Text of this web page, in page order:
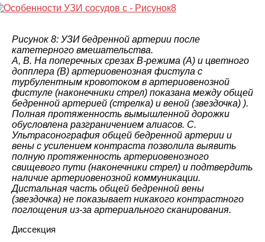
Рисунок 8: УЗИ бедренной артерии после
катетерного вмешательства.
A, B. На поперечных срезах B-режима (A) и цветного
допплера (B) артериовенозная фистула с
турбулентным кровотоком в артериовенозной
фистуле (наконечники стрел) показана между общей
бедренной артерией (стрелка) и веной (звездочка) ).
Полная протяженность вымышленной дорожки
обусловлена разграничением алиасов. C.
Ультрасонография общей бедренной артерии и
вены с усилением контраста позволила выявить
полную протяженность артериовенозного
свищевого пути (наконечники стрел) и подтвердить
наличие артериовенозной коммуникации.
Дистальная часть общей бедренной вены
(звездочка) не показывает никакого контрастного
поглощения из-за артериального сканирования.
Диссекция